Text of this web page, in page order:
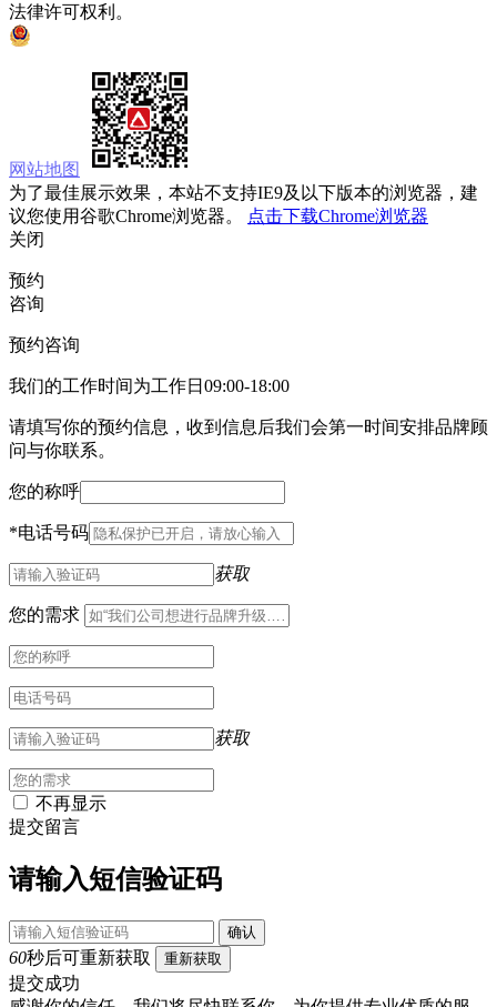
法律许可权利。
网站地图
为了最佳展示效果，本站不支持IE9及以下版本的浏览器，建
议您使用谷歌Chrome浏览器。
点击下载Chrome浏览器
关闭
预约
咨询
预约咨询
我们的工作时间为工作日09:00-18:00
请填写你的预约信息，收到信息后我们会第一时间安排品牌顾
问与你联系。
您的称呼
*电话号码
获取
您的需求
获取
不再显示
提交留言
请输入短信验证码
确认
60秒后可重新获取 重新获取
提交成功